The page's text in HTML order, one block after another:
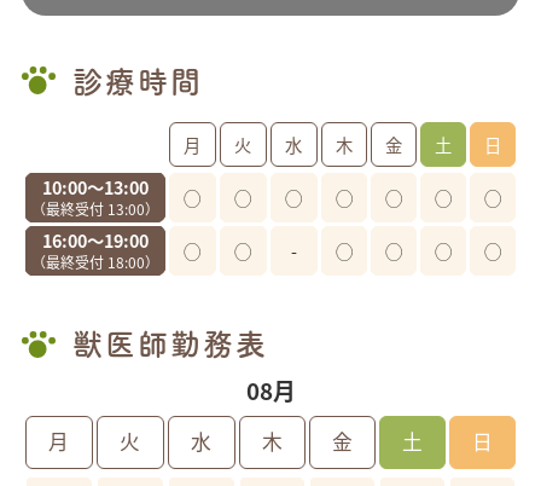
診療時間
月 火 水 木 金 土
日
10:00〜13:00
（最終受付 13:00） ◯ ◯ ◯ ◯ ◯ ◯
◯
16:00〜19:00
（最終受付 18:00） ◯ ◯ - ◯ ◯ ◯ ◯
獣医師勤務表
08月
月 火 水 木 金 土 日